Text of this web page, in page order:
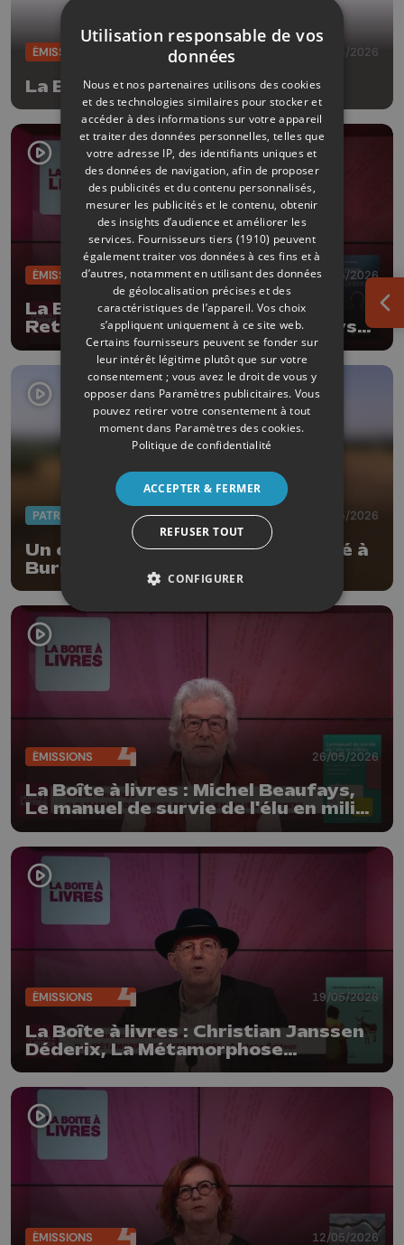
ÉMISSIONS 09/06/2026
La Boîte à livres
ÉMISSIONS 02/06/2026
La Boîte à livres : Robin Michaux,
Retrouver le sens commun (Le Lys
bleu Editions)
PATRIMOINE 27/05/2026
Un carnet du Patrimoine consacré à
Burdinne
ÉMISSIONS 26/05/2026
La Boîte à livres : Michel Beaufays,
Le manuel de survie de l'élu en milieu
Dehareng)
ÉMISSIONS 19/05/2026
La Boîte à livres : Christian Janssen
Déderix, La Métamorphose
intérieure (Santana Editeur)
ÉMISSIONS 12/05/2026
Utilisation responsable de vos
données
Nous et nos partenaires utilisons des cookies
et des technologies similaires pour stocker et
accéder à des informations sur votre appareil
et traiter des données personnelles, telles que
votre adresse IP, des identifiants uniques et
des données de navigation, afin de proposer
des publicités et du contenu personnalisés,
mesurer les publicités et le contenu, obtenir
des insights d’audience et améliorer les
services. Fournisseurs tiers (1910) peuvent
également traiter vos données à ces fins et à
d’autres, notamment en utilisant des données
de géolocalisation précises et des
caractéristiques de l’appareil. Vos choix
s’appliquent uniquement à ce site web.
Certains fournisseurs peuvent se fonder sur
leur intérêt légitime plutôt que sur votre
consentement ; vous avez le droit de vous y
opposer dans Paramètres publicitaires. Vous
pouvez retirer votre consentement à tout
moment dans Paramètres des cookies.
Politique de confidentialité
ACCEPTER & FERMER
REFUSER TOUT
CONFIGURER